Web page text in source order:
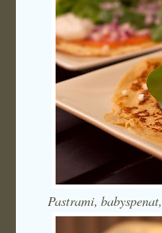
Pastrami,